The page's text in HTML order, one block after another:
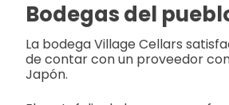
Bodegas del
La bodega Village Cellars
de contar con un proveedor
Japón.